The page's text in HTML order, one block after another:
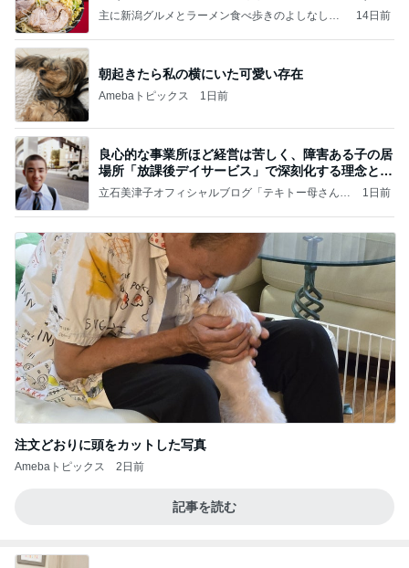
主に新潟グルメとラーメン食べ歩きのよしなしご
14日前
朝起きたら私の横にいた可愛い存在
Amebaトピックス 1日前
良心的な事業所ほど経営は苦しく、障害ある子の居
場所「放課後デイサービス」で深刻化する理念と現
実の
立石美津子オフィシャルブログ「テキトー母さんの
1日前
注文どおりに頭をカットした写真
Amebaトピックス 2日前
記事を読む